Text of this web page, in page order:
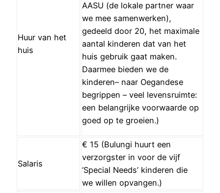
Huur van het
huis
AASU (de lokale partner waar
we mee samenwerken),
gedeeld door 20, het maximale
aantal kinderen dat van het
huis gebruik gaat maken.
Daarmee bieden we de
kinderen– naar Oegandese
begrippen – veel levensruimte:
een belangrijke voorwaarde op
goed op te groeien.)
Salaris
€ 15 (Bulungi huurt een
verzorgster in voor de vijf
‘Special Needs’ kinderen die
we willen opvangen.)